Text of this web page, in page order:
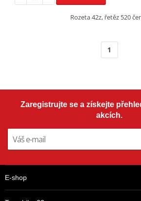
Rozeta 42z, řetěz 520
1
Zaregistrujte se a získejte
akcích.
E-shop